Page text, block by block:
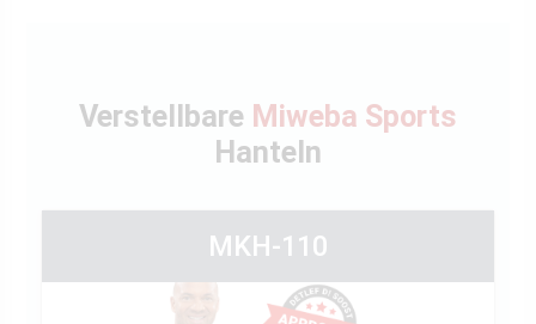
Verstellbare Miweba Sports
Hanteln
MKH-110